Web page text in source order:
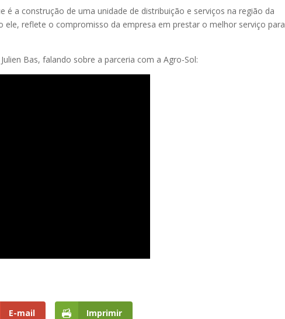
é a construção de uma unidade de distribuição e serviços na região da
ele, reflete o compromisso da empresa em prestar o melhor serviço para
Bas, falando sobre a parceria com a Agro-Sol:
E-mail Imprimir